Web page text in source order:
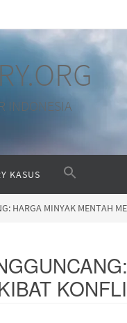
INDONESIA
KASUS
HARGA MINYAK MENTAH